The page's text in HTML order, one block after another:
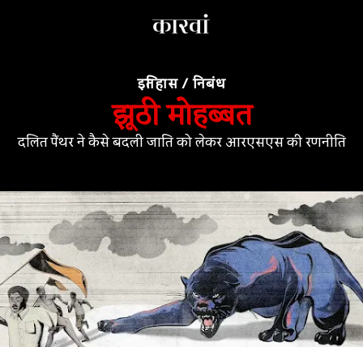
इतिहास/निबंध
झूठी मोहब्बत
दलित पैंथर ने कैसे बदली जाति को लेकर आरएसएस की रणनीति